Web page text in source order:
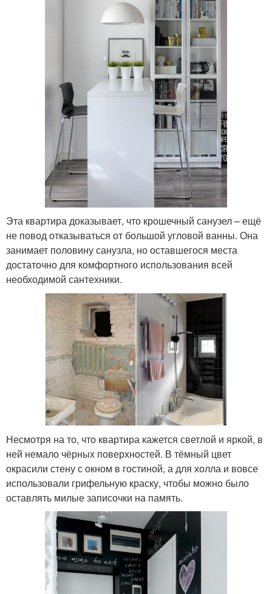
Эта квартира доказывает, что крошечный санузел – ещё
не повод отказываться от большой угловой ванны. Она
занимает половину санузла, но оставшегося места
достаточно для комфортного использования всей
необходимой сантехники.
Несмотря на то, что квартира кажется светлой и яркой, в
ней немало чёрных поверхностей. В тёмный цвет
окрасили стену с окном в гостиной, а для холла и вовсе
использовали грифельную краску, чтобы можно было
оставлять милые записочки на память.